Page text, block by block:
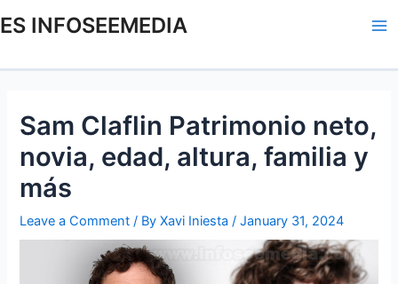
to
ES INFOSEEMEDIA
Sam Claflin Patrimonio neto,
novia, edad, altura, familia y
más
Leave a Comment / ByXavi Iniesta/January 31, 2024
navigation